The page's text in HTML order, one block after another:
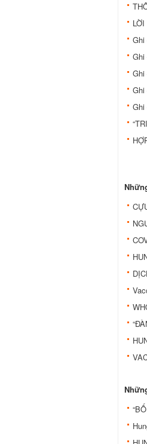
Ghi
Ghi
Ghi
Ghi